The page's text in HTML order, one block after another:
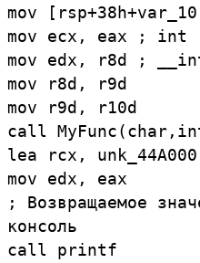
mov
[ rsp+38h+var_10
mov
ecx , eax ; int
mov
edx , r8d ;
mov
r8d ,
r9d
mov
r9d ,
r10d
call MyFunc(char,
lea
rcx ,
unk_44A000
mov
edx ,
eax
; Возвращаемое
консоль
call
printf